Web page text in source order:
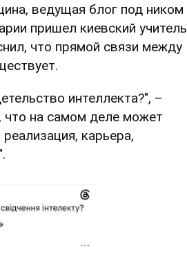
ведущая блог под ником
пришел киевский учитель
что прямой связи между
интеллекта?", –
что на самом деле может
карьера,